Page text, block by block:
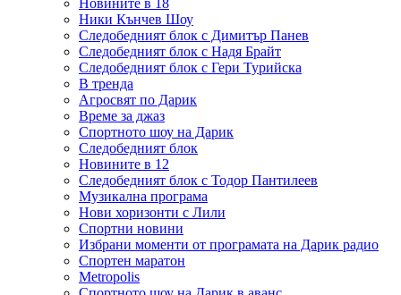
Новините в 18
Ники Кънчев Шоу
Следобедният блок с Димитър Панев
Следобедният блок с Надя Брайт
Следобедният блок с Гери Турийска
В тренда
Агросвят по Дарик
Време за джаз
Спортното шоу на Дарик
Следобедният блок
Новините в 12
Следобедният блок с Тодор Пантилеев
Музикална програма
Нови хоризонти с Лили
Спортни новини
Избрани моменти от програмата на Дарик радио
Спортен маратон
Metropolis